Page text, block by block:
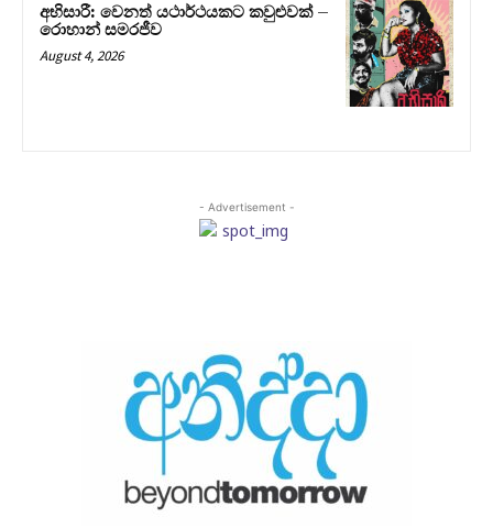
අභිසාරී: වෙනත් යථාර්ථයකට කවුළුවක් –
රොහාන් සමරජීව
August 4, 2026
- Advertisement -